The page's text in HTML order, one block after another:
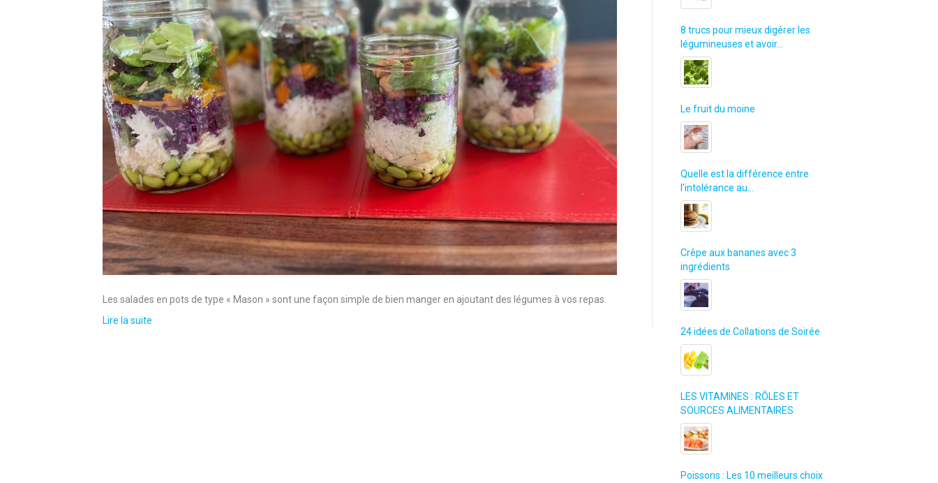
Les salades en pots de type « Mason » sont une façon simple de bien manger en ajoutant des légumes à vos repas.
Lire la suite
8 trucs pour mieux digérer les
légumineuses et avoir…
Le fruit du moine
Quelle est la différence entre
l’intolérance au…
Crêpe aux bananes avec 3
ingrédients
24 idées de Collations de Soirée
LES VITAMINES : RÔLES ET
SOURCES ALIMENTAIRES
Poissons : Les 10 meilleurs choix